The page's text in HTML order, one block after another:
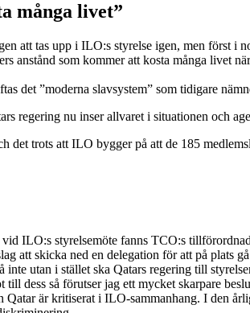
många livet”
att tas upp i ILO:s styrelse igen, men först i
anstånd som kommer att kosta många livet
det ”moderna slavsystem” som tidigare
regering nu inser allvaret i situationen och
det trots att ILO bygger på att de 185
vid ILO:s styrelsemöte fanns TCO:s
att skicka ned en delegation för att på plats
inte utan i stället ska Qatars regering till
till dess så förutser jag ett mycket skarpare
Qatar är kritiserat i ILO-sammanhang. I den